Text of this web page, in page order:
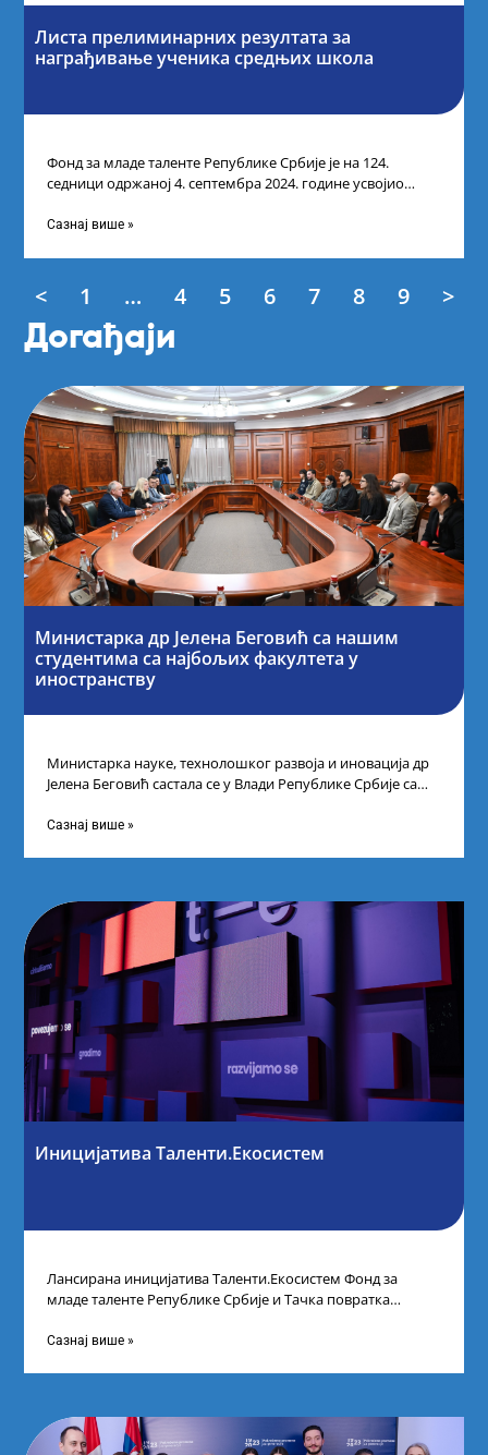
Листа прелиминарних резултата за
награђивање ученика средњих школа
Фонд за младе таленте Републике Србије је на 124.
седници одржаној 4. септембра 2024. године усвојио
Сазнај више »
< 1 … 4 5 6 7 8 9 >
Догађаји
Министарка др Јелена Беговић са нашим
студентима са најбољих факултета у
иностранству
Министарка науке, технолошког развоја и иновација др
Јелена Беговић састала се у Влади Републике Србије са
Сазнај више »
Иницијатива Таленти.Екосистем
Лансирана иницијатива Таленти.Екосистем Фонд за
младе таленте Републике Србије и Тачка повратка
догађају су се
Сазнај више »